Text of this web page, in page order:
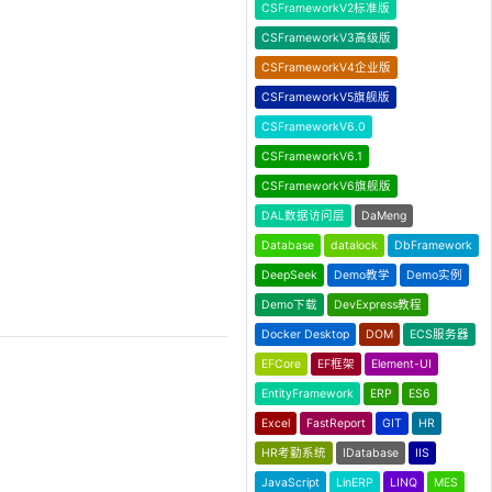
CSFrameworkV2标准版
CSFrameworkV3高级版
CSFrameworkV4企业版
CSFrameworkV5旗舰版
CSFrameworkV6.0
CSFrameworkV6.1
CSFrameworkV6旗舰版
DAL数据访问层 DaMeng
Database datalock DbFramework
DeepSeek Demo教学 Demo实例
Demo下载 DevExpress教程
Docker Desktop DOM ECS服务器
EFCore EF框架 Element-UI
EntityFramework ERP ES6
Excel FastReport GIT HR
HR考勤系统 IDatabase IIS
JavaScript LinERP LINQ MES